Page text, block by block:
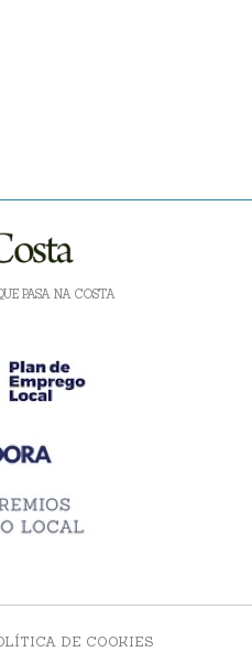
PASA NA COSTA
DE COOKIES